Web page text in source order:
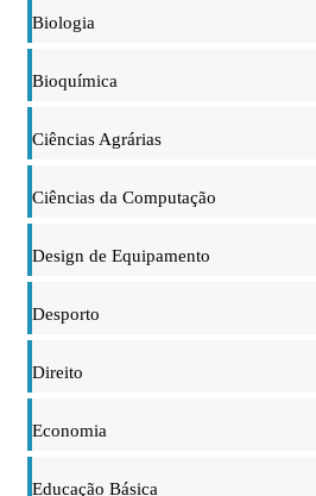
Biologia
Bioquímica
Ciências Agrárias
Ciências da Computação
Design de Equipamento
Desporto
Direito
Economia
Educação Básica